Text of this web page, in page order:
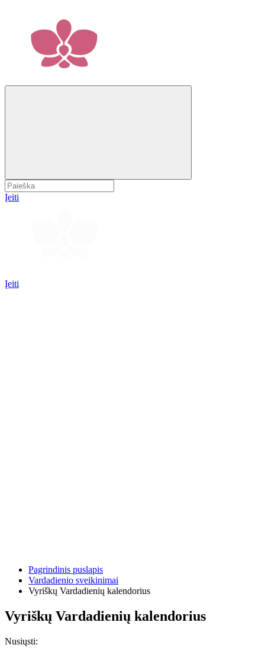
Įeiti
Įeiti
Pagrindinis puslapis
Vardadienio sveikinimai
Vyriškų Vardadienių kalendorius
Vyriškų Vardadienių kalendorius
Nusiųsti: